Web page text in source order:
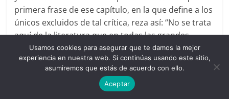
primera frase de ese capítulo, en la que define a los
únicos excluidos de tal crítica, reza así: “No se trata
aquí de la literatura que en todas las grandes
revoluciones modernas ha formulado las
reivindicaciones del proletariado (los escritos de
Babeuf, etc)”. Expresar por escrito las
reivindicaciones del Soberano organizado es la
Usamos cookies para asegurar que te damos la mejor
experiencia en nuestra web. Si continúas usando este sitio,
asumiremos que estás de acuerdo con ello.
Aceptar